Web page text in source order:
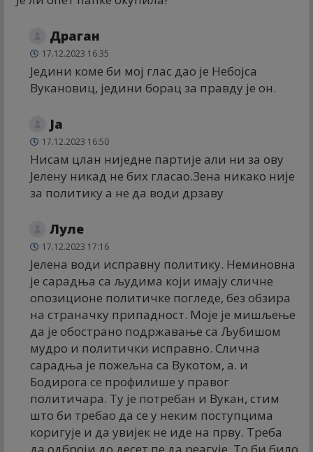
Драган
17.12.2023 16:35
Једини коме би мој глас дао је Небојса
Вукановиц, једини борац за правду је он.
Ја
17.12.2023 16:50
Нисам цлан ниједне партије али ни за ову
Јелену никад не бих гласао.Зена никако није
за политику а не да води дрзаву
Луле
17.12.2023 17:16
Јелена води исправну политику. Неминовна
је сарадња са људима који имају сличне
опозиционе политичке погледе, без обзира
на страначку припадност. Моје је мишљење
да је обострано подржавање са Љубишом
мудро и политички исправно. Слична
сарадња је пожељна са Вукотом, а. и
Бодирога се профилише у правог
политичара. Ту је потребан и Вукан, стим
што би требао да се у неким поступцима
коригује и да увијек не иде на прву. Треба